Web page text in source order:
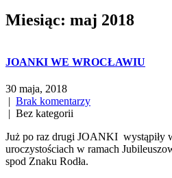
Miesiąc: maj 2018
JOANKI WE WROCŁAWIU
30 maja, 2018
| Brak komentarzy
| Bez kategorii
Już po raz drugi JOANKI wystąpiły
uroczystościach w ramach
spod Znaku Rodła.